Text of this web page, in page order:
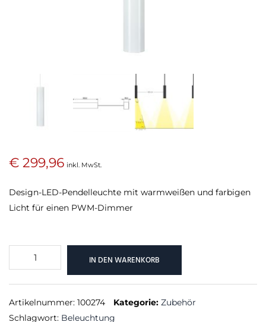
€ 299,96 inkl. MwSt.
Design-LED-Pendelleuchte mit warmweißen und farbigen
Licht für einen PWM-Dimmer
Pendulum
Slim
PWM
Weiß
IN DEN WARENKORB
Artikelnummer: 100274 Kategorie: Zubehör
Schlagwort: Beleuchtung